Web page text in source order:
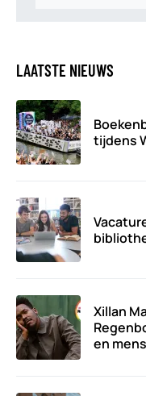
LAATSTE NIEUWS
tijdens
Xillan
en